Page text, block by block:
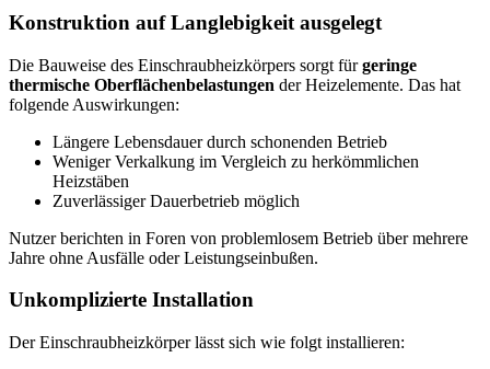
Konstruktion auf Langlebigkeit ausgelegt
Die Bauweise des Einschraubheizkörpers sorgt fürgeringe
thermische Oberflächenbelastungen der Heizelemente. Das hat
folgende Auswirkungen:
Längere Lebensdauer durch schonenden Betrieb
Weniger Verkalkung im Vergleich zu herkömmlichen
Heizstäben
Zuverlässiger Dauerbetrieb möglich
Nutzer berichten in Foren von problemlosem Betrieb über mehrere
Jahre ohne Ausfälle oder Leistungseinbußen.
Unkomplizierte Installation
Der Einschraubheizkörper lässt sich wie folgt installieren: